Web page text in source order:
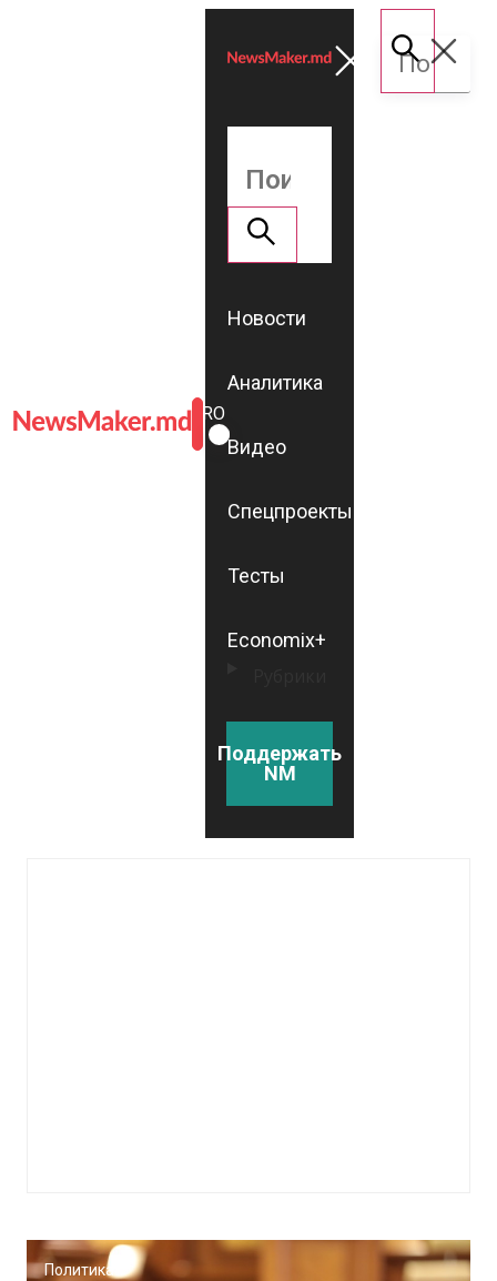
ROMÂNĂ
RU
Новости
Аналитика
Видео
Спецпроекты
Тесты
Economix+
Поддержать
NM
Политика